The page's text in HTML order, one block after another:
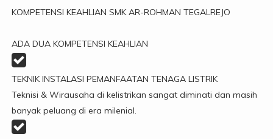
KOMPETENSI KEAHLIAN SMK AR-ROHMAN TEGALREJO
ADA DUA KOMPETENSI KEAHLIAN
TEKNIK INSTALASI PEMANFAATAN TENAGA LISTRIK
Teknisi & Wirausaha di kelistrikan sangat diminati dan masih
banyak peluang di era milenial.